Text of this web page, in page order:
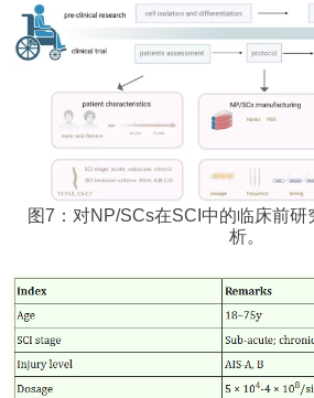
图7：对NP/SCs在SCI中的临床前研
析。